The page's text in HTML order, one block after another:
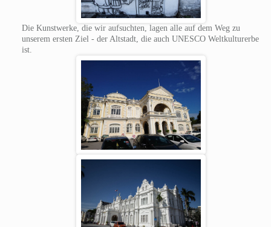
Die Kunstwerke, die wir aufsuchten, lagen alle auf dem Weg zu
unserem ersten Ziel - der Altstadt, die auch UNESCO Weltkulturerbe
ist.